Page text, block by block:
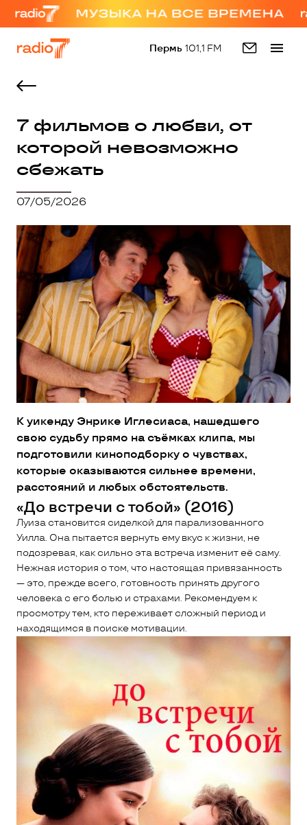
Пермь 101,1 FM
7 фильмов о любви, от
которой невозможно
сбежать
07/05/2026
К уикенду Энрике Иглесиаса, нашедшего
свою судьбу прямо на съёмках клипа, мы
подготовили киноподборку о чувствах,
которые оказываются сильнее времени,
расстояний и любых обстоятельств.
«До встречи с тобой» (2016)
Луиза становится сиделкой для парализованного
Уилла. Она пытается вернуть ему вкус к жизни, не
подозревая, как сильно эта встреча изменит её саму.
Нежная история о том, что настоящая привязанность
— это, прежде всего, готовность принять другого
человека с его болью и страхами. Рекомендуем к
просмотру тем, кто переживает сложный период и
находящимся в поиске мотивации.